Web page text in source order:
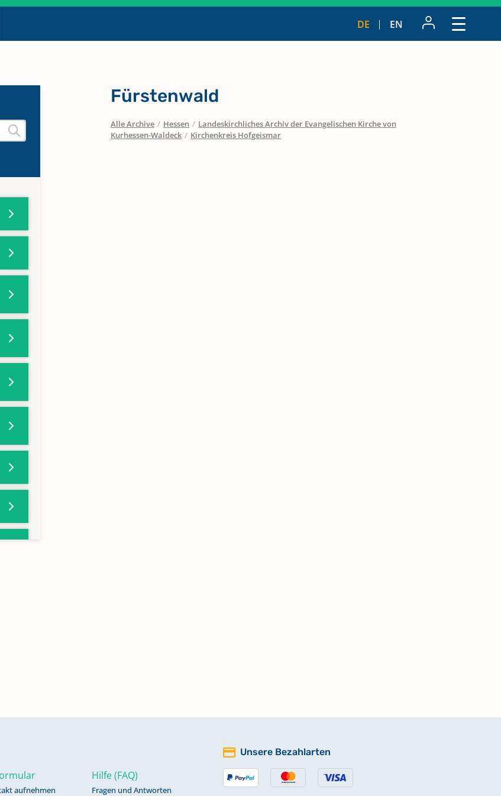
DE EN
Fürstenwald
Alle Archive / Hessen / Landeskirchliches Archiv der Evangelischen Kirche von
Kurhessen-Waldeck / Kirchenkreis Hofgeismar
aufnehmen
Hilfe (FAQ)
Fragen und Antworten
Unsere Bezahlarten